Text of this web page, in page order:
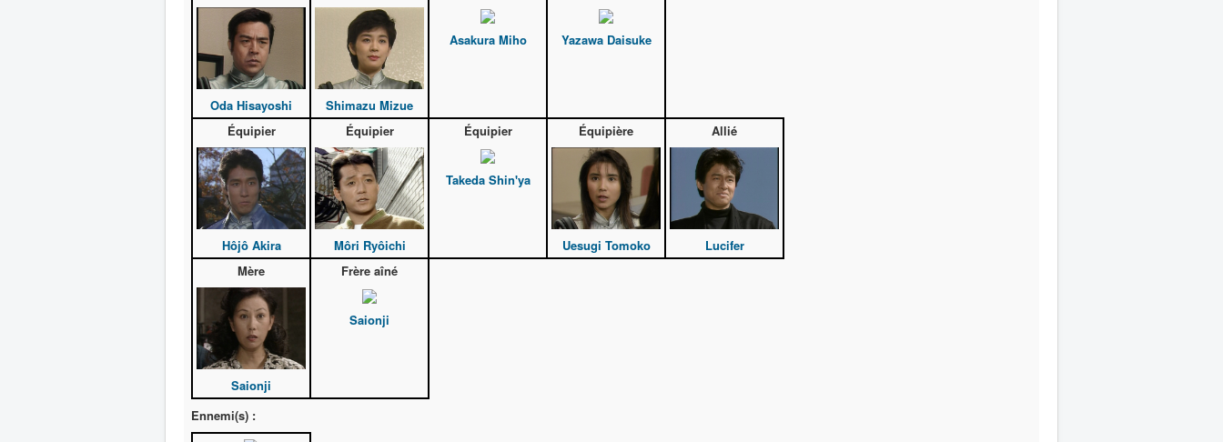
Oda Hisayoshi Shimazu Mizue
Asakura Miho Yazawa Daisuke
Équipier
Hôjô Akira
Équipier
Môri Ryôichi
Équipier
Takeda Shin'ya
Équipière
Uesugi Tomoko
Allié
Lucifer
Mère
Saionji
Frère aîné
Saionji
Ennemi(s) :